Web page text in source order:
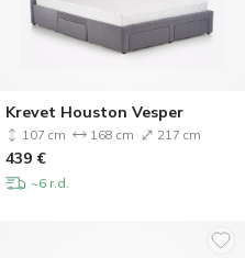
Krevet Houston Vesper
107 cm 168 cm 217 cm
439 €
~6 r.d.